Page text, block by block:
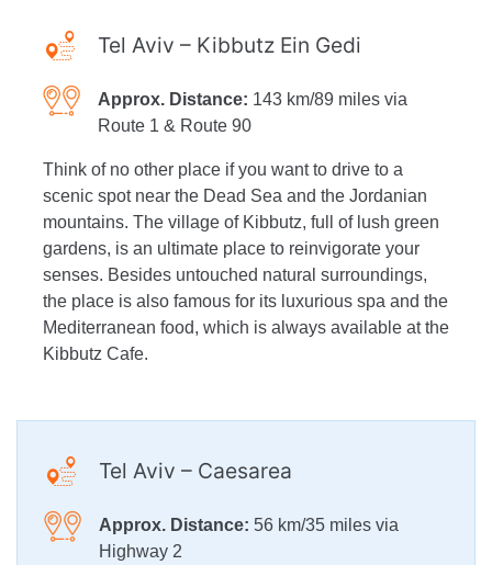
Tel Aviv – Kibbutz Ein Gedi
Approx. Distance: 143 km/89 miles via
Route 1 & Route 90
Think of no other place if you want to drive to a
scenic spot near the Dead Sea and the Jordanian
mountains. The village of Kibbutz, full of lush green
gardens, is an ultimate place to reinvigorate your
senses. Besides untouched natural surroundings,
the place is also famous for its luxurious spa and the
Mediterranean food, which is always available at the
Kibbutz Cafe.
Tel Aviv – Caesarea
Approx. Distance: 56 km/35 miles via
Highway 2